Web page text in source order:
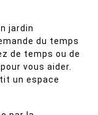
jardin
du temps
de temps ou de
vous aider.
un espace